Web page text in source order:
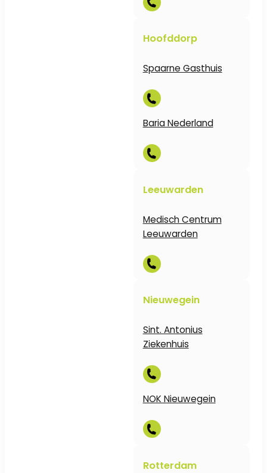
Hoofddorp
Spaarne Gasthuis
Baria Nederland
Leeuwarden
Medisch Centrum
Leeuwarden
Nieuwegein
Sint. Antonius
Ziekenhuis
NOK Nieuwegein
Rotterdam